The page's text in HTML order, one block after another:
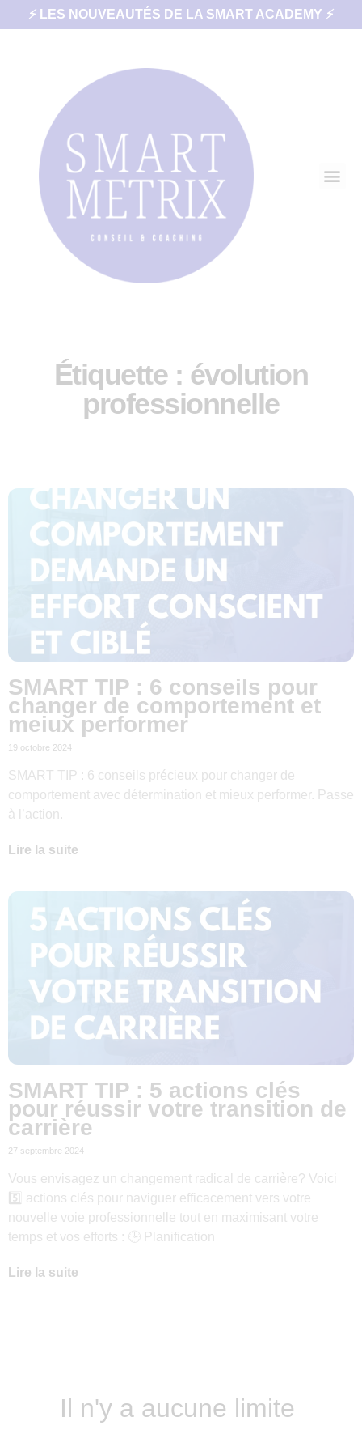
⚡ LES NOUVEAUTÉS DE LA SMART ACADEMY ⚡
Étiquette : évolution
professionnelle
SMART TIP : 6 conseils pour
changer de comportement et
meiux performer
19 octobre 2024
SMART TIP : 6 conseils précieux pour changer de
comportement avec détermination et mieux performer. Passe
à l’action.
Lire la suite
SMART TIP : 5 actions clés
pour réussir votre transition de
carrière
27 septembre 2024
Vous envisagez un changement radical de carrière? Voici
5️⃣ actions clés pour naviguer efficacement vers votre
nouvelle voie professionnelle tout en maximisant votre
temps et vos efforts : 🕒 Planification
Lire la suite
Il n'y a aucune limite